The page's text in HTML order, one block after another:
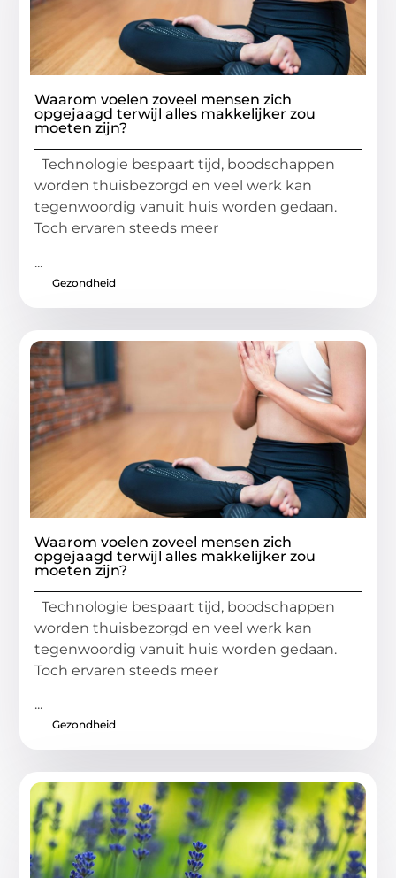
Waarom voelen zoveel mensen zich
opgejaagd terwijl alles makkelijker zou
moeten zijn?
Technologie bespaart tijd, boodschappen
worden thuisbezorgd en veel werk kan
tegenwoordig vanuit huis worden gedaan.
Toch ervaren steeds meer
...
Gezondheid
Waarom voelen zoveel mensen zich
opgejaagd terwijl alles makkelijker zou
moeten zijn?
Technologie bespaart tijd, boodschappen
worden thuisbezorgd en veel werk kan
tegenwoordig vanuit huis worden gedaan.
Toch ervaren steeds meer
...
Gezondheid